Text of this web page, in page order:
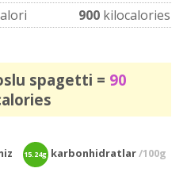
900 kilocalories
spagetti = 90
15.24gkarbonhidratlar/100g